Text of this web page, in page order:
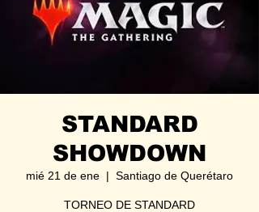
STANDARD
SHOWDOWN
mié 21 de ene
  |
Santiago de Querétaro
TORNEO DE STANDARD